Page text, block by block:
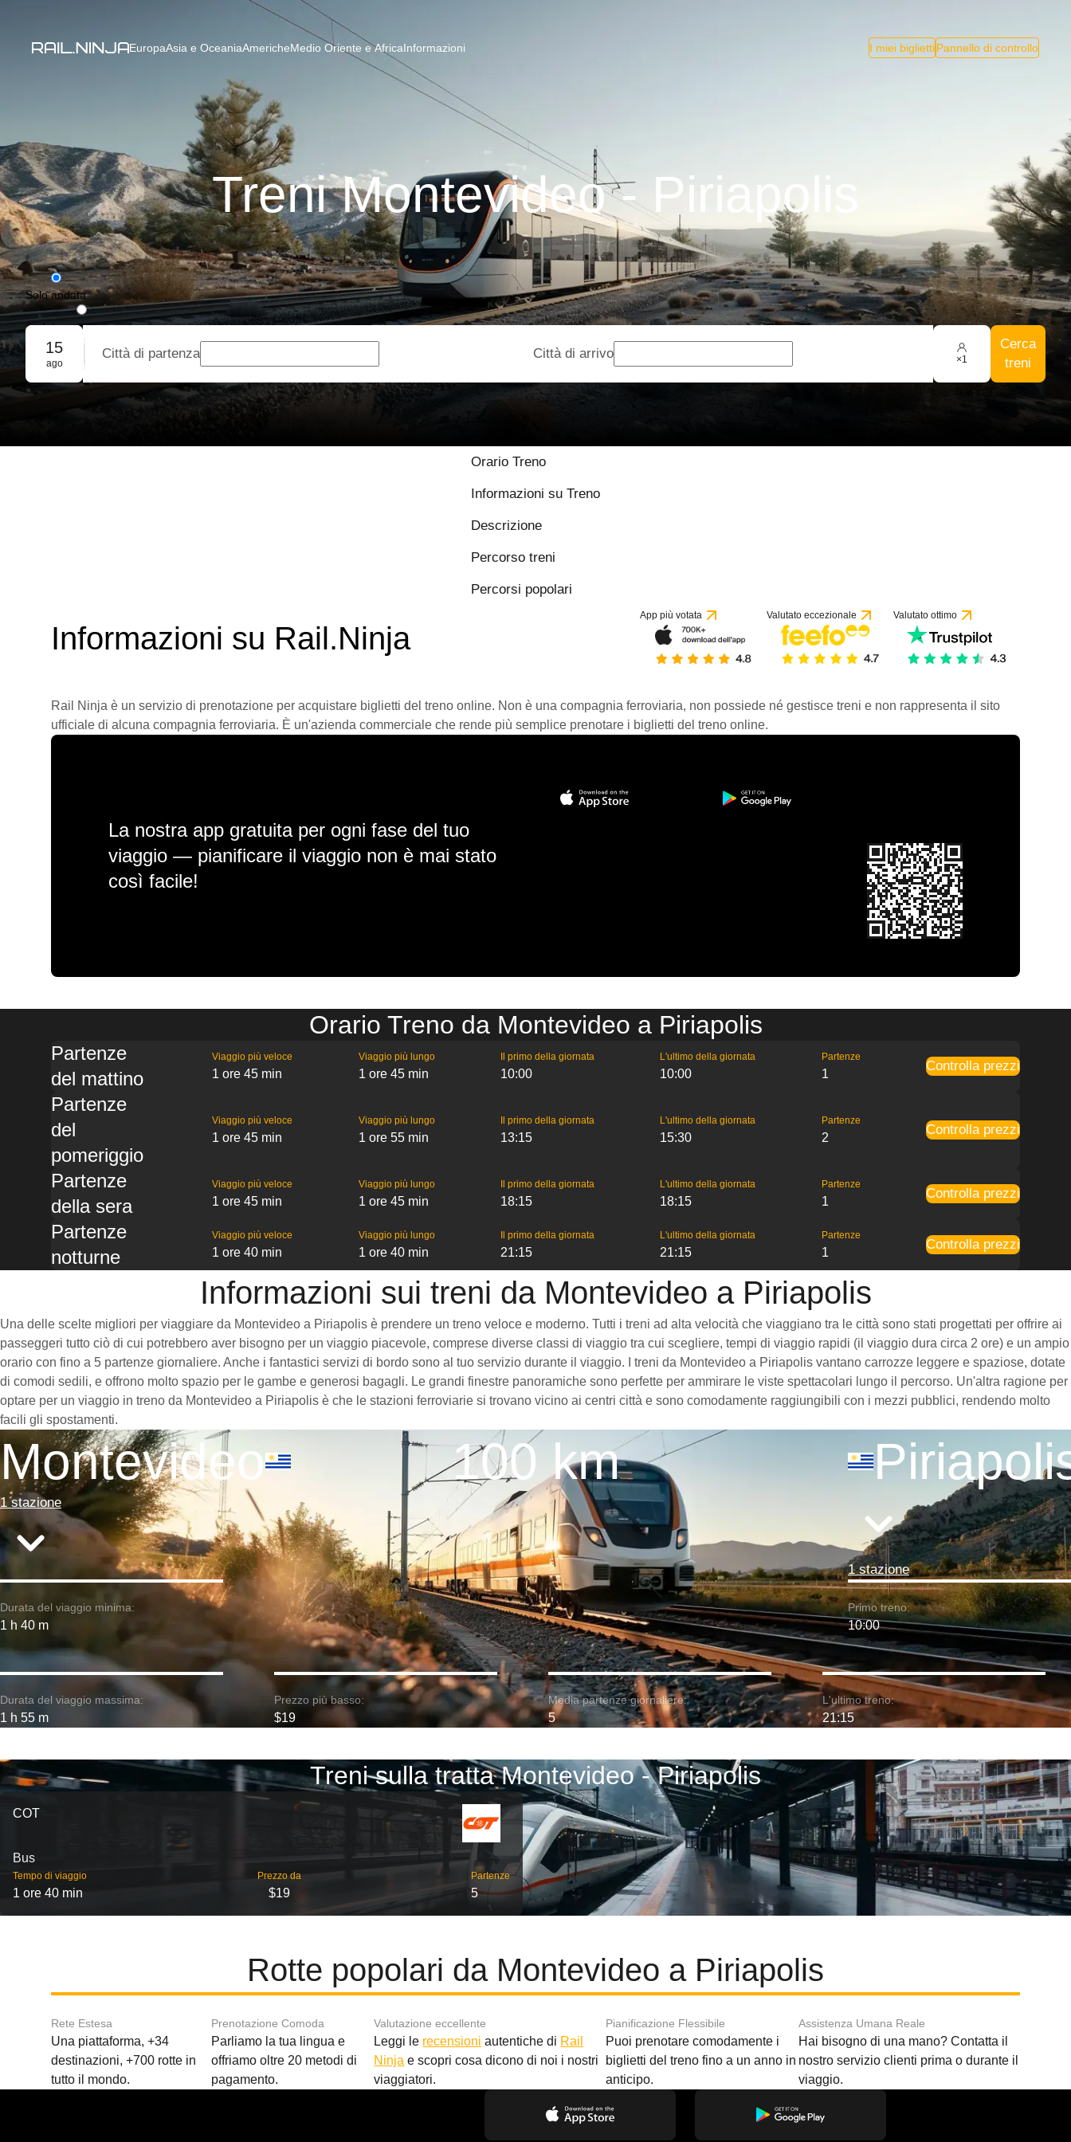
EuropaAsia e OceaniaAmericheMedio Oriente e AfricaInformazioni I miei bigliettiPannello di controllo
Treni Montevideo - Piriapolis
Solo andata
Andata e ritorno
Prenotazione di gruppo
15
ago
Città di partenza Città di arrivo ×1
Cerca
treni
Orario Treno
Informazioni su Treno
Descrizione
Percorso treni
Percorsi popolari
Informazioni su Rail.Ninja
App più votata Valutato eccezionale Valutato ottimo
Rail Ninja è un servizio di prenotazione per acquistare biglietti del treno online. Non è una compagnia ferroviaria, non possiede né gestisce treni e non rappresenta il sito
ufficiale di alcuna compagnia ferroviaria. È un'azienda commerciale che rende più semplice prenotare i biglietti del treno online.
La nostra app gratuita per ogni fase del tuo
viaggio — pianificare il viaggio non è mai stato
così facile!
Orario Treno da Montevideo a Piriapolis
Partenze
del mattino
Viaggio più veloce
1 ore 45 min
Viaggio più lungo
1 ore 45 min
Il primo della giornata
10:00
L'ultimo della giornata
10:00
Partenze
1
Controlla prezzi
Partenze
del
pomeriggio
Viaggio più veloce
1 ore 45 min
Viaggio più lungo
1 ore 55 min
Il primo della giornata
13:15
L'ultimo della giornata
15:30
Partenze
2
Controlla prezzi
Partenze
della sera
Viaggio più veloce
1 ore 45 min
Viaggio più lungo
1 ore 45 min
Il primo della giornata
18:15
L'ultimo della giornata
18:15
Partenze
1
Controlla prezzi
Partenze
notturne
Viaggio più veloce
1 ore 40 min
Viaggio più lungo
1 ore 40 min
Il primo della giornata
21:15
L'ultimo della giornata
21:15
Partenze
1
Controlla prezzi
Informazioni sui treni da Montevideo a Piriapolis
Una delle scelte migliori per viaggiare da Montevideo a Piriapolis è prendere un treno veloce e moderno. Tutti i treni ad alta velocità che viaggiano tra le città sono stati progettati per offrire ai
passeggeri tutto ciò di cui potrebbero aver bisogno per un viaggio piacevole, comprese diverse classi di viaggio tra cui scegliere, tempi di viaggio rapidi (il viaggio dura circa 2 ore) e un ampio
orario con fino a 5 partenze giornaliere. Anche i fantastici servizi di bordo sono al tuo servizio durante il viaggio. I treni da Montevideo a Piriapolis vantano carrozze leggere e spaziose, dotate
di comodi sedili, e offrono molto spazio per le gambe e generosi bagagli. Le grandi finestre panoramiche sono perfette per ammirare le viste spettacolari lungo il percorso. Un'altra ragione per
optare per un viaggio in treno da Montevideo a Piriapolis è che le stazioni ferroviarie si trovano vicino ai centri città e sono comodamente raggiungibili con i mezzi pubblici, rendendo molto
facili gli spostamenti.
Montevideo
1 stazione
100 km
1 stazione
Durata del viaggio minima:
1 h 40 m
Primo treno:
10:00
Durata del viaggio massima:
1 h 55 m
Prezzo più basso:
$19
Media partenze giornaliere:
5
L'ultimo treno:
21:15
Treni sulla tratta Montevideo - Piriapolis
COT
Bus
Tempo di viaggio
1 ore 40 min
Prezzo da
$19
Partenze
5
Rotte popolari da Montevideo a Piriapolis
Rete Estesa
Una piattaforma, +34
destinazioni, +700 rotte in
tutto il mondo.
Prenotazione Comoda
Parliamo la tua lingua e
offriamo oltre 20 metodi di
pagamento.
Valutazione eccellente
Leggi le recensioni autentiche di Rail
Ninja e scopri cosa dicono di noi i nostri
viaggiatori.
Pianificazione Flessibile
Puoi prenotare comodamente i
biglietti del treno fino a un anno in
anticipo.
Assistenza Umana Reale
Hai bisogno di una mano? Contatta il
nostro servizio clienti prima o durante il
viaggio.